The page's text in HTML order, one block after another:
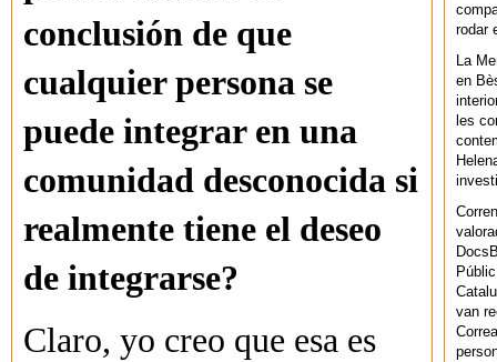
conclusión de que
cualquier persona se
puede integrar en una
comunidad desconocida si
realmente tiene el deseo
de integrarse?
Claro, yo creo que esa es
rodar
La
en
les
van